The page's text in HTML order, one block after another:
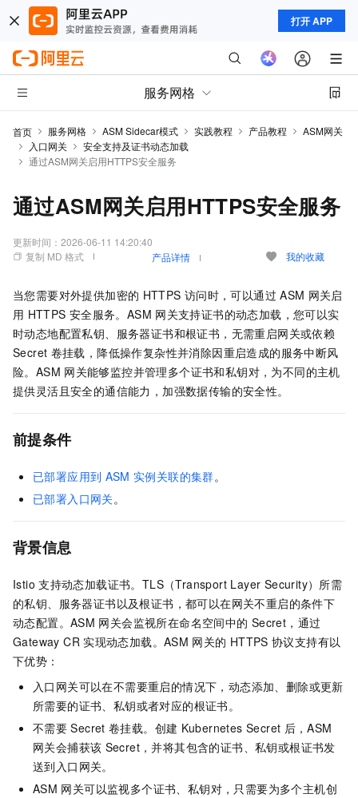
打开 APP
服务网格
首页 服务网格 ASM Sidecar模式 实践教程 产品教程
ASM网关
入口网关
安全支持及证书动态加载
通过ASM网关启用HTTPS安全服务
通过ASM网关启用HTTPS安全服务
更新时间： 2026-06-11 14:20:40
复制 MD 格式
产品详情 我的收藏
当您需要对外提供加密的 HTTPS 访问时，可以通过 ASM 网关启
用 HTTPS 安全服务。ASM 网关支持证书的动态加载，您可以实
时动态地配置私钥、服务器证书和根证书，无需重启网关或依赖
Secret 卷挂载，降低操作复杂性并消除因重启造成的服务中断风
险。ASM 网关能够监控并管理多个证书和私钥对，为不同的主机
提供灵活且安全的通信能力，加强数据传输的安全性。
前提条件
已部署应用到 ASM 实例关联的集群。
已部署入口网关。
背景信息
Istio 支持动态加载证书。TLS（Transport Layer Security）所需
的私钥、服务器证书以及根证书，都可以在网关不重启的条件下
动态配置。ASM 网关会监视所在命名空间中的 Secret，通过
Gateway CR 实现动态加载。ASM 网关的 HTTPS 协议支持有以
下优势：
入口网关可以在不需要重启的情况下，动态添加、删除或更新
所需要的证书、私钥或者对应的根证书。
不需要 Secret 卷挂载。创建 Kubernetes Secret 后，ASM
网关会捕获该 Secret，并将其包含的证书、私钥或根证书发
送到入口网关。
ASM 网关可以监视多个证书、私钥对，只需要为多个主机创